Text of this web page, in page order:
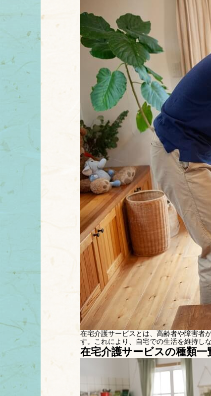
在宅介護サービスとは、高齢者や障害者
す。これにより、自宅での生活を維持し
在宅介護サービスの種類一